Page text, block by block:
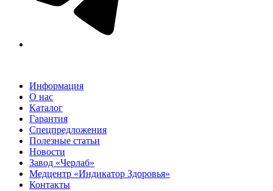
Информация
О нас
Каталог
Гарантия
Спецпредложения
Полезные статьи
Новости
Завод «Черлаб»
Медцентр «Индикатор Здоровья»
Контакты